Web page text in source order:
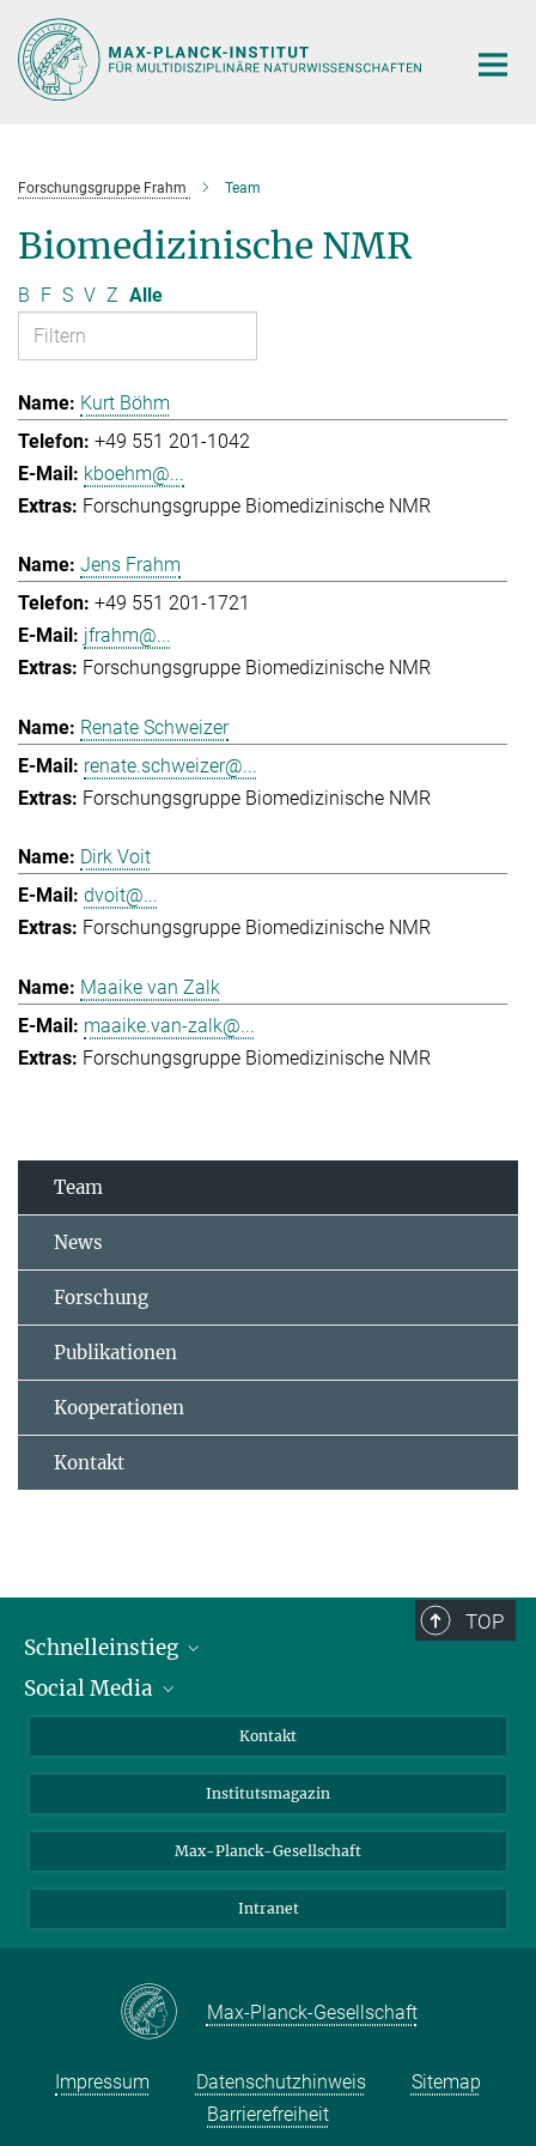
Hauptinhalt
Forschungsgruppe Frahm Team
Biomedizinische NMR
B F S V Z Alle
Kurt Böhm
+49 551 201-1042
kboehm@...
Forschungsgruppe Biomedizinische NMR
Jens Frahm
+49 551 201-1721
jfrahm@...
Forschungsgruppe Biomedizinische NMR
Renate Schweizer
renate.schweizer@...
Forschungsgruppe Biomedizinische NMR
Dirk Voit
dvoit@...
Forschungsgruppe Biomedizinische NMR
Maaike van Zalk
maaike.van-zalk@...
Forschungsgruppe Biomedizinische NMR
Team
News
Forschung
Publikationen
Kooperationen
Kontakt
TOP
Schnelleinstieg
Alumni
Schulen
Studierende
Social Media
Facebook
YouTube
Kontakt
Institutsmagazin
Max-Planck-Gesellschaft
Intranet
Max-Planck-Gesellschaft
Impressum Datenschutzhinweis
Sitemap
Barrierefreiheit